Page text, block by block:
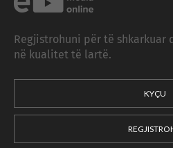
Regjistrohuni për të shkarkuar
në kualitet të lartë.
KYÇU